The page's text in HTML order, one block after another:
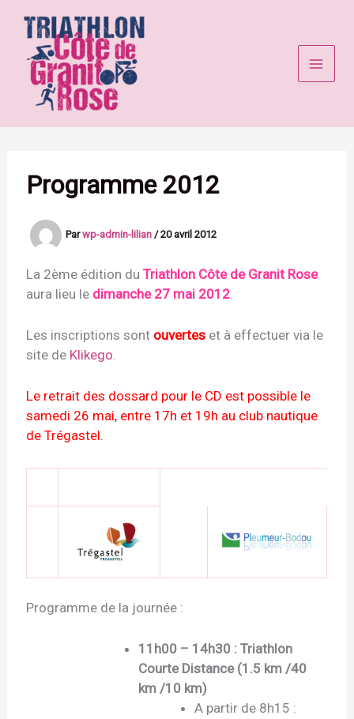
contenu
Programme 2012
Parwp-admin-lilian/20 avril 2012
La 2ème édition duTriathlon Côte de Granit Rose
aura lieu le dimanche 27 mai 2012.
Les inscriptions sont ouvertes et à effectuer via le
site de Klikego.
Le retrait des dossard pour le CD est possible le
samedi 26 mai, entre 17h et 19h au club nautique
de Trégastel.
Programme de la journée :
11h00 – 14h30 : Triathlon
Courte Distance (1.5 km /40
km /10 km)
A partir de 8h15 :